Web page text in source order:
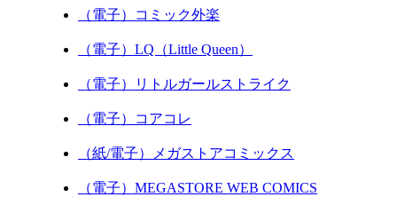
（電子）コミック外楽
（電子）LQ（Little Queen）
（電子）リトルガールストライク
（電子）コアコレ
（紙/電子）メガストアコミックス
（電子）MEGASTORE WEB COMICS